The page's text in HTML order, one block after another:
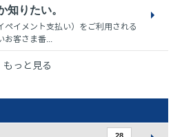
知りたい。
ペイメント支払い）をご利用される
お客さま番...
もっと見る